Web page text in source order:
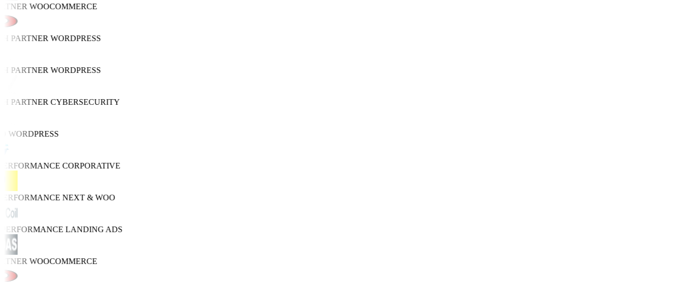
WOOCOMMERCE
PARTNERWORDPRESS
PARTNERWORDPRESS
PARTNERCYBERSECURITY
WORDPRESS
CORPORATIVE
NEXT & WOO
LANDING ADS
WOOCOMMERCE